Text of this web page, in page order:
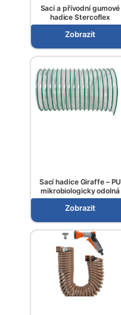
Sací a přívodní gumové
hadice Stercoflex
Zobrazit
Sací hadice Giraffe – PU
mikrobiologicky odolná
Zobrazit